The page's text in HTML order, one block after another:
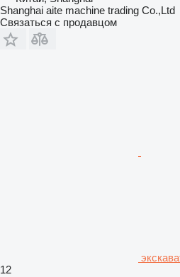
Shanghai aite machine trading Co.,Ltd
Связаться с продавцом
12